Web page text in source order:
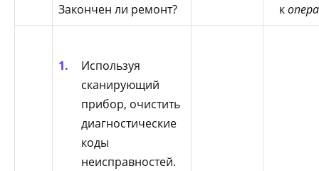
Закончен ли ремонт?
к
Используя
сканирующий
прибор, очистить
диагностические
коды
неисправностей.